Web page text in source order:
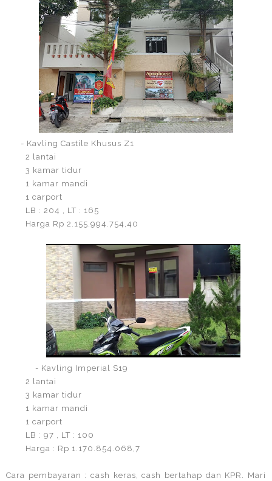
- Kavling Castile Khusus Z1
2 lantai
3 kamar tidur
1 kamar mandi
1 carport
LB : 204 , LT : 165
Harga Rp 2.155.994.754,40
- Kavling Imperial S19
2 lantai
3 kamar tidur
1 kamar mandi
1 carport
LB : 97 , LT : 100
Harga : Rp 1.170.854.068,7
Cara pembayaran : cash keras, cash bertahap dan KPR. Mari